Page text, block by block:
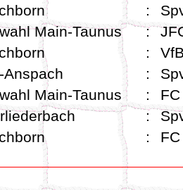
:
Main-Taunus :
:
Anspach :
Main-Taunus :
:
: